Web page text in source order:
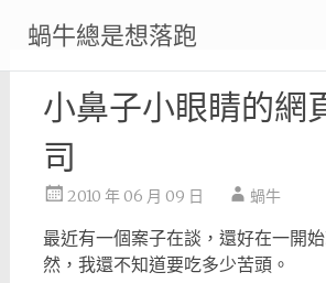
content
蝸牛總是想落跑
小鼻子小眼睛的網
司
2010 年 06 月 09 日 蝸牛
最近有一個案子在談，還好在一開
然，我還不知道要吃多少苦頭。